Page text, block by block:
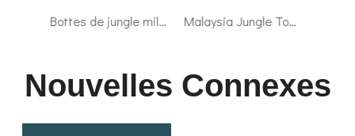
Malaysia Jungle Top Grain Le cuir en cuir bottes militaires 62103 Soldier Classic Sport Malaisie Bottes tactiques 4299
Nouvelles Connexes